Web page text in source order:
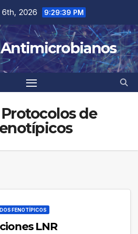
2026 9:29:39 PM
Protocolos de
FENOTÍPICOS
LNR